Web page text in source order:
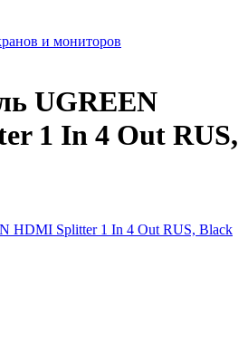
и мониторов
UGREEN
1 In 4 Out RUS,